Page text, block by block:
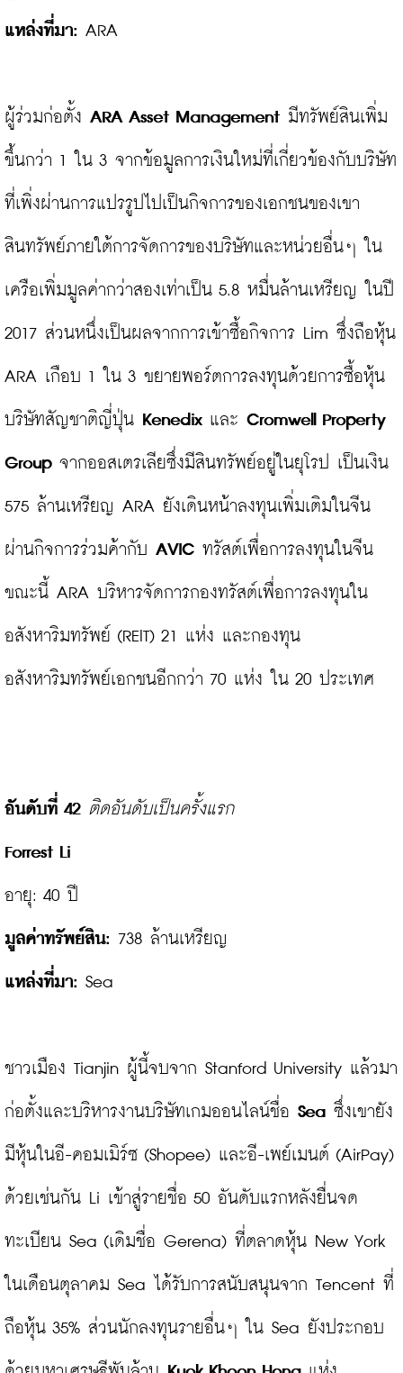
แหล่งที่มา: ARA
ผู้ร่วมก่อตั้ง ARA Asset Management มีทรัพย์สินเพิ่ม
ขึ้นกว่า 1 ใน 3 จากข้อมูลการเงินใหม่ที่เกี่ยวข้องกับบริษัท
ที่เพิ่งผ่านการแปรรูปไปเป็นกิจการของเอกชนของเขา
สินทรัพย์ภายใต้การจัดการของบริษัทและหน่วยอื่นๆ ใน
เครือเพิ่มมูลค่ากว่าสองเท่าเป็น 5.8 หมื่นล้านเหรียญ ในปี
2017 ส่วนหนึ่งเป็นผลจากการเข้าซื้อกิจการ Lim ซึ่งถือหุ้น
ARA เกือบ 1 ใน 3 ขยายพอร์ตการลงทุนด้วยการซื้อหุ้น
บริษัทสัญชาติญี่ปุ่น Kenedix และ Cromwell Property
Group จากออสเตรเลียซึ่งมีสินทรัพย์อยู่ในยุโรป เป็นเงิน
575 ล้านเหรียญ ARA ยังเดินหน้าลงทุนเพิ่มเติมในจีน
ผ่านกิจการร่วมค้ากับ AVIC ทรัสต์เพื่อการลงทุนในจีน
ขณะนี้ ARA บริหารจัดการกองทรัสต์เพื่อการลงทุนใน
อสังหาริมทรัพย์ (REIT) 21 แห่ง และกองทุน
อสังหาริมทรัพย์เอกชนอีกกว่า 70 แห่ง ใน 20 ประเทศ
อันดับที่ 42 ติดอันดับเป็นครั้งแรก
Forrest Li
มูลค่าทรัพย์สิน:
แหล่งที่มา: Sea
ชาวเมือง Tianjin ผู้นี้จบจาก Stanford University แล้วมา
ก่อตั้งและบริหารงานบริษัทเกมออนไลน์ชื่อ Sea ซึ่งเขายัง
มีหุ้นในอี-คอมเมิร์ซ (Shopee) และอี-เพย์เมนต์ (AirPay)
ด้วยเช่นกัน Li เข้าสู่รายชื่อ 50 อันดับแรกหลังยื่นจด
ทะเบียน Sea (เดิมชื่อ Gerena) ที่ตลาดหุ้น New York
ในเดือนตุลาคม Sea ได้รับการสนับสนุนจาก Tencent ที่
ถือหุ้น 35% ส่วนนักลงทุนรายอื่นๆ ใน Sea ยังประกอบ